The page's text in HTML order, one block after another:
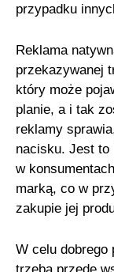
przypadku
Reklama
przekazywanej
który może
planie, a i tak
reklamy
nacisku. Jest to
w
marką, co w
zakupie jej
W celu dobrego